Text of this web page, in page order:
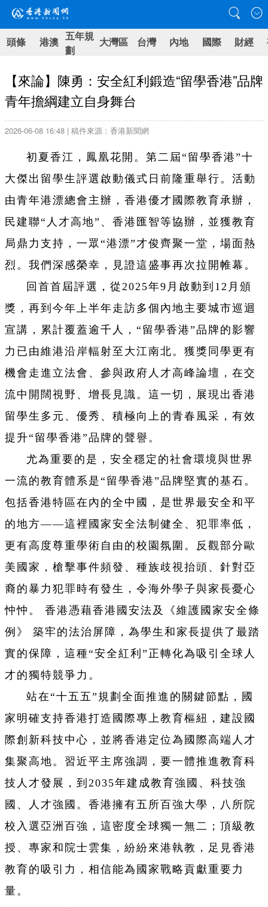
頭條 港澳 五年規
劃
大灣區 台灣 內地 國際 財經
【來論】陳勇：安全紅利鍛造“留學香港”品牌
青年擔綱建立自身舞台
2026-06-08 16:48 | 稿件來源：香港新聞網
初夏香江，鳳凰花開。第二屆“留學香港”十
大傑出留學生評選啟動儀式日前隆重舉行。活動
由青年港漂總會主辦，香港優才國際教育承辦，
民建聯“人才高地”、香港匯智等協辦，並獲教育
局鼎力支持，一眾“港漂”才俊齊聚一堂，場面熱
烈。我們深感榮幸，見證這盛事再次拉開帷幕。
回首首屆評選，從2025年9月啟動到12月頒
獎，再到今年上半年走訪多個內地主要城市巡迴
宣講，累計覆蓋逾千人，“留學香港”品牌的影響
力已由維港沿岸輻射至大江南北。獲獎同學更有
機會走進立法會、參與政府人才高峰論壇，在交
流中開闊視野、增長見識。這一切，展現出香港
留學生多元、優秀、積極向上的青春風采，有效
提升“留學香港”品牌的聲譽。
尤為重要的是，安全穩定的社會環境與世界
一流的教育體系是“留學香港”品牌堅實的基石。
包括香港特區在內的全中國，是世界最安全和平
的地方——這裡國家安全法制健全、犯罪率低，
更有高度尊重學術自由的校園氛圍。反觀部分歐
美國家，槍擊事件頻發、種族歧視抬頭、針對亞
裔的暴力犯罪時有發生，令海外學子與家長憂心
忡忡。 香港憑藉香港國安法及《維護國家安全條
例》 築牢的法治屏障，為學生和家長提供了最踏
實的保障，這種“安全紅利”正轉化為吸引全球人
才的獨特競爭力。
站在“十五五”規劃全面推進的關鍵節點，國
家明確支持香港打造國際專上教育樞紐，建設國
際創新科技中心，並將香港定位為國際高端人才
集聚高地。習近平主席強調，要一體推進教育科
技人才發展，到2035年建成教育強國、科技強
國、人才強國。香港擁有五所百強大學，八所院
校入選亞洲百強，這密度全球獨一無二；頂級教
授、專家和院士雲集，紛紛來港執教，足見香港
教育的吸引力，相信能為國家戰略貢獻重要力
量。